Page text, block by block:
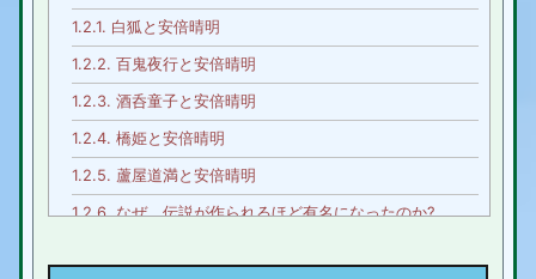
1.2.1. 白狐と安倍晴明
1.2.2. 百鬼夜行と安倍晴明
1.2.3. 酒呑童子と安倍晴明
1.2.4. 橋姫と安倍晴明
1.2.5. 蘆屋道満と安倍晴明
1.2.6.なぜ、伝説が作られるほど有名になったのか?
2.安倍晴明、歴史物ではお馴染み